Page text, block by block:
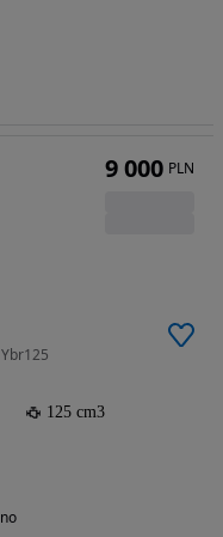
125 cm3
9 000 PLN